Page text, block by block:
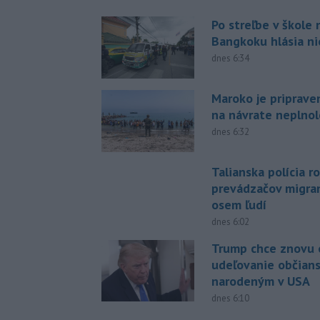
Po streľbe v škole
Bangkoku hlásia
dnes 6:34
Maroko je
na návrate
dnes 6:32
Talianska polícia
prevádzačov
osem ľudí
dnes 6:02
Trump chce
udeľovanie
narodeným v USA
dnes 6:10